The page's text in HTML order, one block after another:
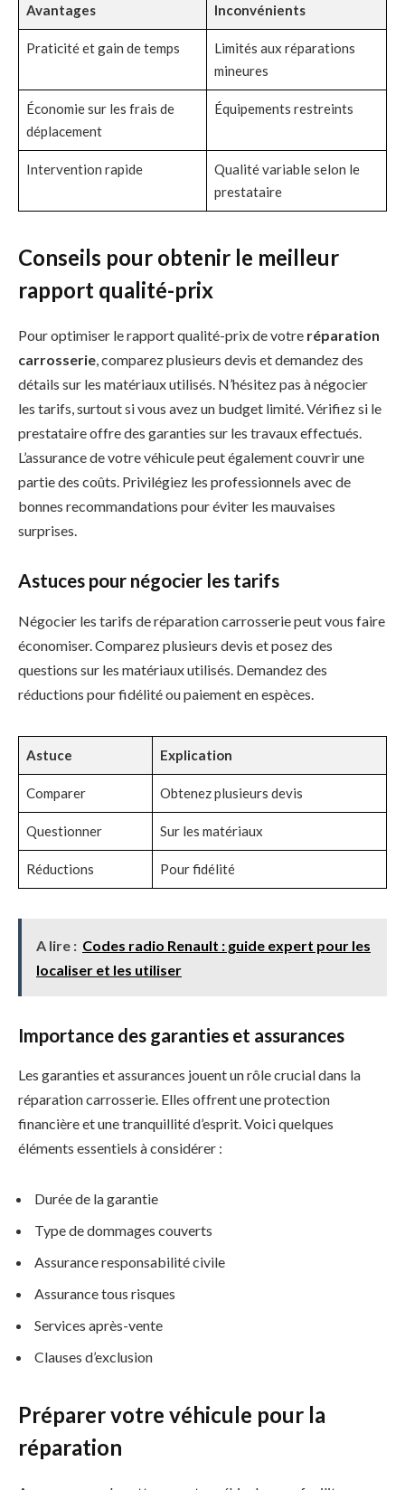
Avantages Inconvénients
Praticité et gain de temps
Limités aux réparations
mineures
Économie sur les frais de
déplacement
Équipements restreints
Intervention rapide
Qualité variable selon le
prestataire
Conseils pour obtenir le meilleur
rapport qualité-prix
Pour optimiser le rapport qualité-prix de votre réparation
carrosserie , comparez plusieurs devis et demandez des
détails sur les matériaux utilisés. N’hésitez pas à négocier
les tarifs, surtout si vous avez un budget limité. Vérifiez si le
prestataire offre des garanties sur les travaux effectués.
L’assurance de votre véhicule peut également couvrir une
partie des coûts. Privilégiez les professionnels avec de
bonnes recommandations pour éviter les mauvaises
surprises.
Astuces pour négocier les tarifs
Négocier les tarifs de réparation carrosserie peut vous faire
économiser. Comparez plusieurs devis et posez des
questions sur les matériaux utilisés. Demandez des
réductions pour fidélité ou paiement en espèces.
Astuce Explication
Comparer Obtenez plusieurs devis
Questionner Sur les matériaux
Réductions Pour fidélité
A lire : Codes radio Renault : guide expert pour les
localiser et les utiliser
Importance des garanties et assurances
Les garanties et assurances jouent un rôle crucial dans la
réparation carrosserie. Elles offrent une protection
financière et une tranquillité d’esprit. Voici quelques
éléments essentiels à considérer :
Durée de la garantie
Type de dommages couverts
Assurance responsabilité civile
Assurance tous risques
Services après-vente
Clauses d’exclusion
Préparer votre véhicule pour la
réparation